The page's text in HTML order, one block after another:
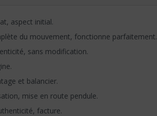
aspect initial.
du mouvement, fonctionne parfaitement.
sans modification.
et balancier.
mise en route pendule.
facture.